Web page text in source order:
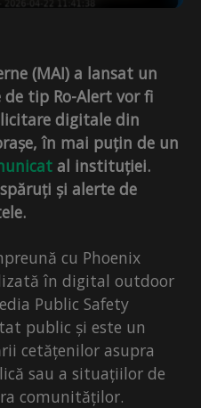
(MAI) a lansat un
tip Ro-Alert vor fi
digitale din
în mai puțin de un
al instituției.
și alerte de
cu Phoenix
în digital outdoor
Public Safety
public și este un
cetățenilor asupra
sau a situațiilor de
comunităților.